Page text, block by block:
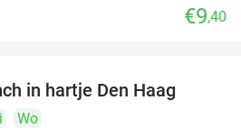
€9,40
in hartje Den Haag
Wo